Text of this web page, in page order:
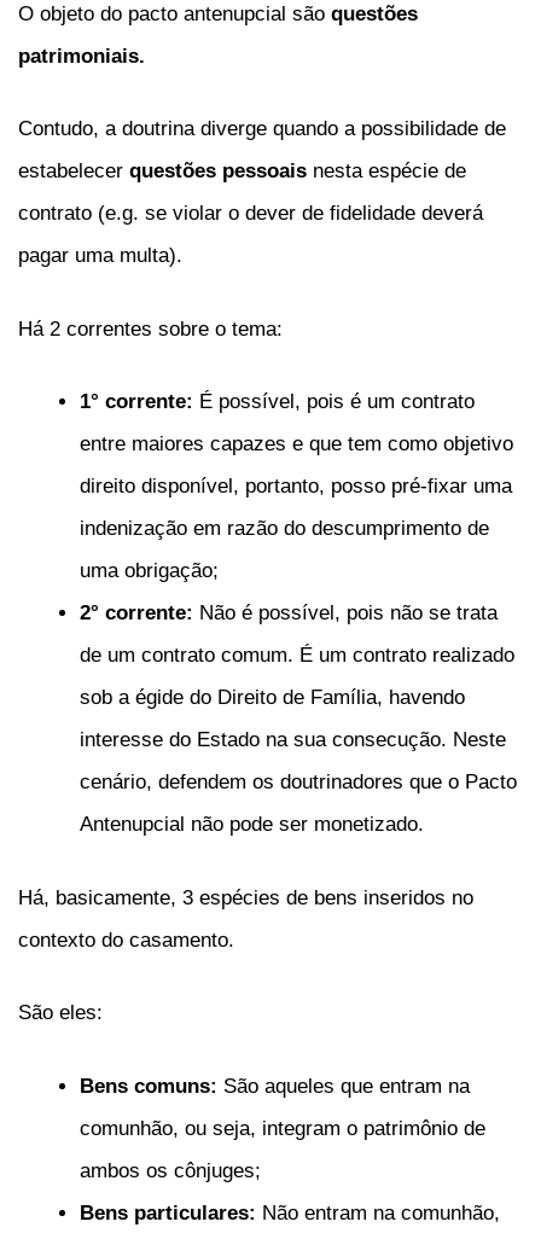
O objeto do pacto antenupcial são questões
patrimoniais.
Contudo, a doutrina diverge quando a possibilidade de
estabelecer questões pessoais nesta espécie de
contrato (e.g. se violar o dever de fidelidade deverá
pagar uma multa).
Há 2 correntes sobre o tema:
1° corrente: É possível, pois é um contrato
entre maiores capazes e que tem como objetivo
direito disponível, portanto, posso pré-fixar uma
indenização em razão do descumprimento de
uma obrigação;
2° corrente: Não é possível, pois não se trata
de um contrato comum. É um contrato realizado
sob a égide do Direito de Família, havendo
interesse do Estado na sua consecução. Neste
cenário, defendem os doutrinadores que o Pacto
Antenupcial não pode ser monetizado.
Há, basicamente, 3 espécies de bens inseridos no
contexto do casamento.
São eles:
Bens comuns: São aqueles que entram na
comunhão, ou seja, integram o patrimônio de
ambos os cônjuges;
Bens particulares: Não entram na comunhão,